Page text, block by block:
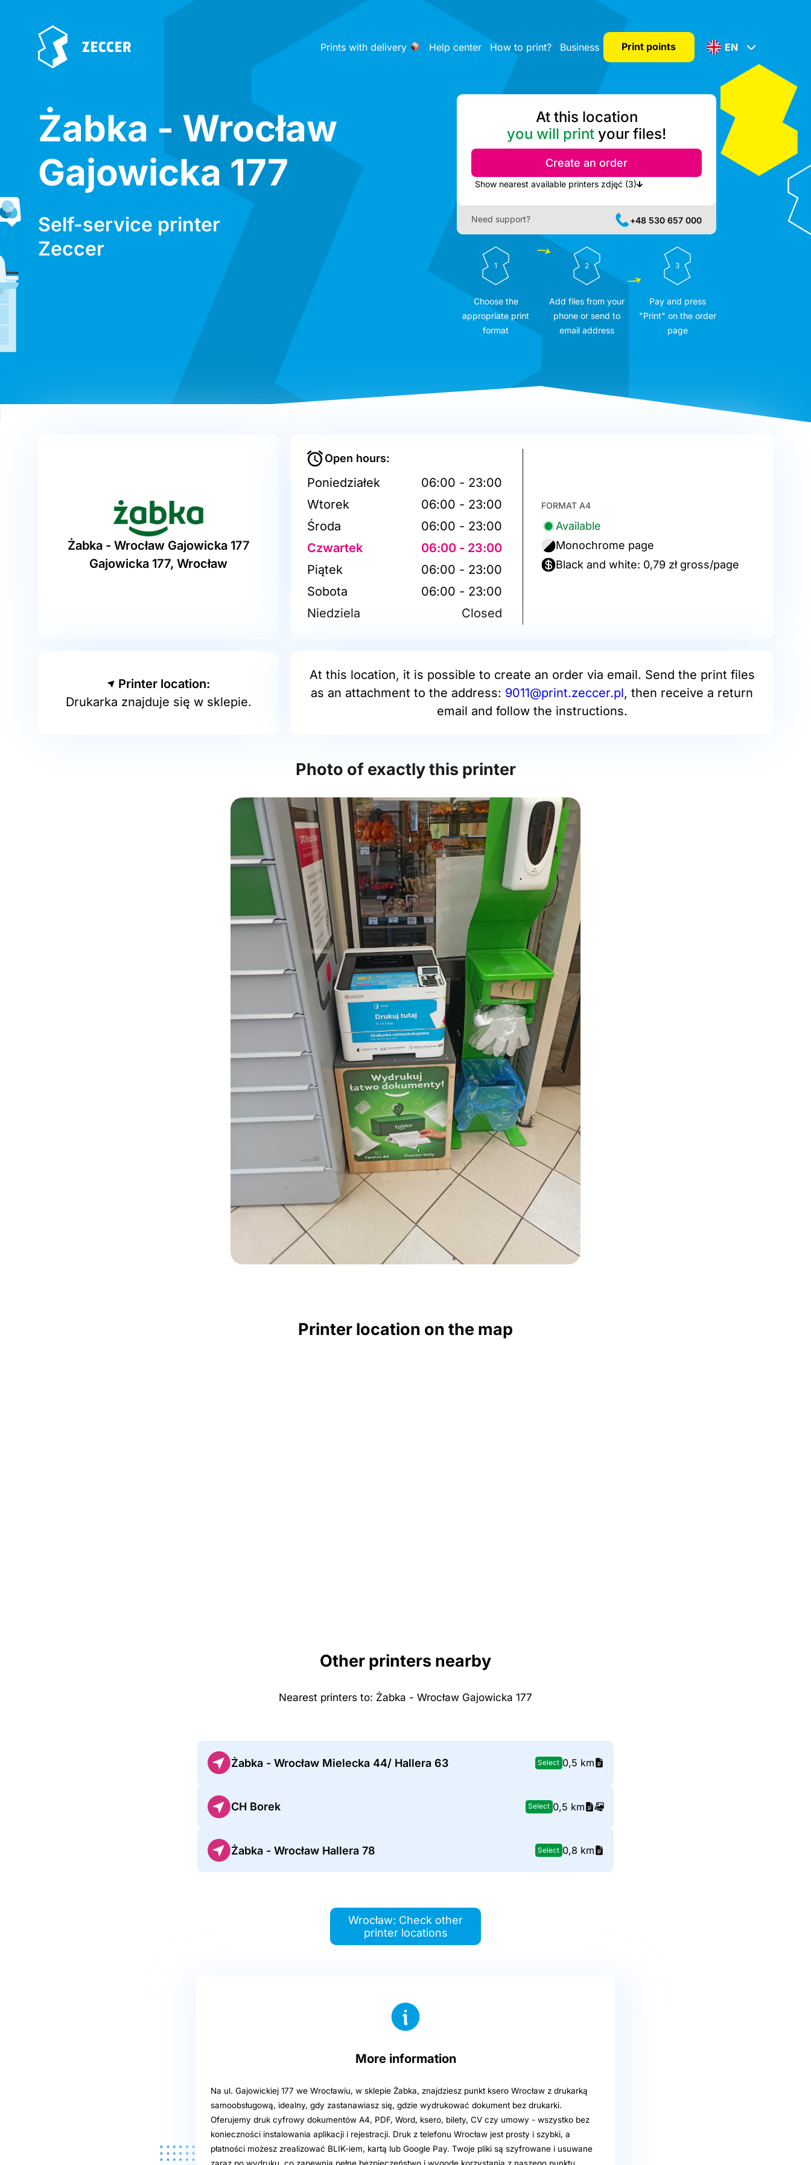
Prints with delivery Help center How to print? Business Print points EN
Żabka - Wrocław
Gajowicka 177
Self-service printer
Zeccer
At this location
you will print your files!
Create an order
Show nearest available printers zdjęć (3)
Need support? +48 530 657 000
1
Choose the
appropriate print
format
2
Add files from your
phone or send to
email address
3
Pay and press
"Print" on the order
page
Żabka - Wrocław Gajowicka 177
Gajowicka 177, Wrocław
Open hours:
Poniedziałek
06:00 - 23:00
Wtorek
06:00 - 23:00
Środa
06:00 - 23:00
Czwartek
06:00 - 23:00
Piątek
06:00 - 23:00
Sobota
06:00 - 23:00
Niedziela
Closed
FORMAT A4
Available
Monochrome page
Black and white: 0,79 zł gross/page
Printer location:
Drukarka znajduje się w sklepie.
At this location, it is possible to create an order via email. Send the print files
as an attachment to the address: 9011@print.zeccer.pl, then receive a return
email and follow the instructions.
Photo of exactly this printer
Printer location on the map
Other printers nearby
Nearest printers to: Żabka - Wrocław Gajowicka 177
Żabka - Wrocław Mielecka 44/ Hallera 63 Select 0,5 km
CH Borek Select 0,5 km
Żabka - Wrocław Hallera 78 Select 0,8 km
Wrocław: Check other
printer locations
More information
Na ul. Gajowickiej 177 we Wrocławiu, w sklepie Żabka, znajdziesz punkt ksero Wrocław z drukarką
samoobsługową, idealny, gdy zastanawiasz się, gdzie wydrukować dokument bez drukarki.
Oferujemy druk cyfrowy dokumentów A4, PDF, Word, ksero, bilety, CV czy umowy - wszystko bez
konieczności instalowania aplikacji i rejestracji. Druk z telefonu Wrocław jest prosty i szybki, a
płatności możesz zrealizować BLIK-iem, kartą lub Google Pay. Twoje pliki są szyfrowane i usuwane